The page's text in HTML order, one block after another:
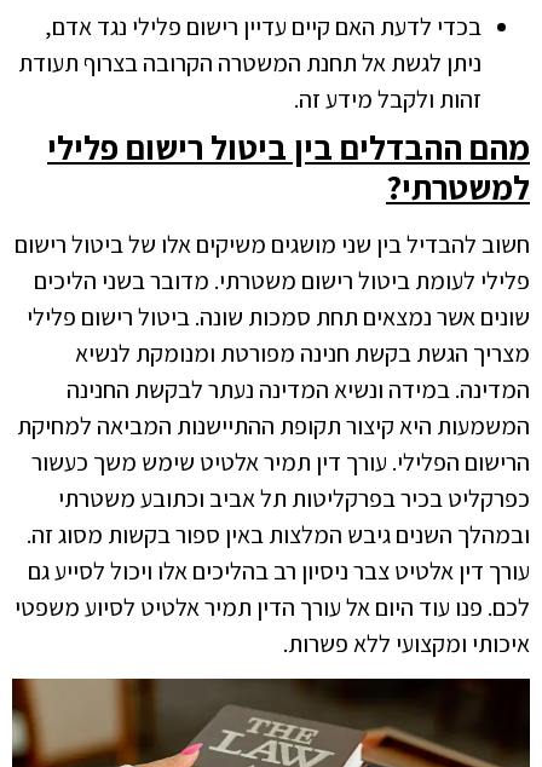
בכדי לדעת האם קיים עדיין רישום פלילי נגד אדם,
ניתן לגשת אל תחנת המשטרה הקרובה בצרוף תעודת
זהות ולקבל מידע זה.
מהם ההבדלים בין ביטול רישום פלילי
למשטרתי?
חשוב להבדיל בין שני מושגים משיקים אלו של ביטול רישום
פלילי לעומת ביטול רישום משטרתי. מדובר בשני הליכים
שונים אשר נמצאים תחת סמכות שונה. ביטול רישום פלילי
מצריך הגשת בקשת חנינה מפורטת ומנומקת לנשיא
המדינה. במידה ונשיא המדינה נעתר לבקשת החנינה
המשמעות היא קיצור תקופת ההתיישנות המביאה למחיקת
הרישום הפלילי. עורך דין תמיר אלטיט שימש משך כעשור
כפרקליט בכיר בפרקליטות תל אביב וכתובע משטרתי
ובמהלך השנים גיבש המלצות באין ספור בקשות מסוג זה.
עורך דין אלטיט צבר ניסיון רב בהליכים אלו ויכול לסייע גם
לכם. פנו עוד היום אל עורך הדין תמיר אלטיט לסיוע משפטי
איכותי ומקצועי ללא פשרות.